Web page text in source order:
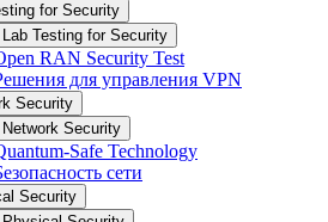
for Security
Lab Testing for Security
RAN Security Test
для управления VPN
Security
Network Security
Safe Technology
сети
Security